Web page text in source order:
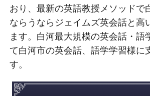
おり、最新の英語教授メソッドで
ならうならジェイムズ英会話と高
ます。白河最大規模の英会話・語
て白河市の英会話、語学学習様に
す。